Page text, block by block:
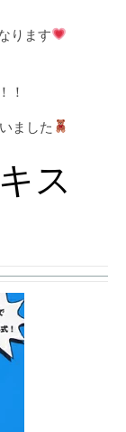
ります
！
ました
ス